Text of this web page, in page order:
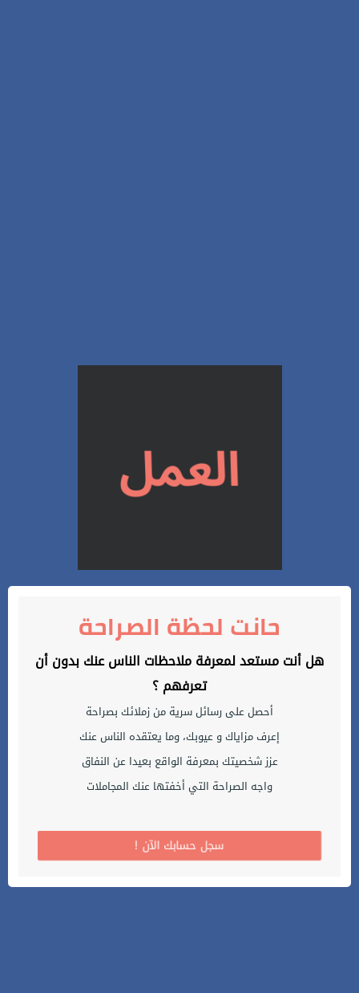
حانت لحظة الصراحة
هل أنت مستعد لمعرفة ملاحظات الناس عنك بدون أن
تعرفهم ؟
أحصل على رسائل سرية من زملائك بصراحة
إعرف مزاياك و عيوبك، وما يعتقده الناس عنك
عزز شخصيتك بمعرفة الواقع بعيدا عن النفاق
واجه الصراحة التي أخفتها عنك المجاملات
! سجل حسابك الآن